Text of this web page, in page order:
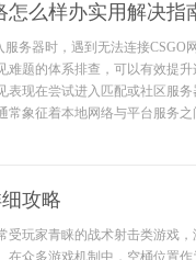
怎么样办实用解决指
务器时，遇到无法连接CSGO
难题的体系排查，可以有效提
表现在尝试进入匹配或社区服
常象征着本地网络与平台服务
攻略
受玩家青睐的战术射击类游戏
在众多游戏机制中，空桶位置